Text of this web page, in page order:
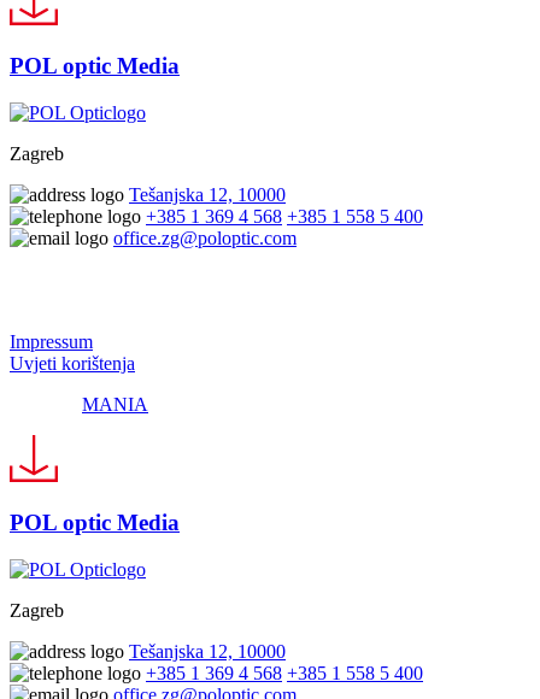
POL optic Media
Zagreb
Tešanjska 12, 10000
+385 1 369 4 568 +385 1 558 5 400
office.zg@poloptic.com
Impressum
Uvjeti korištenja
MANIA
POL optic Media
Zagreb
Tešanjska 12, 10000
+385 1 369 4 568 +385 1 558 5 400
office.zg@poloptic.com